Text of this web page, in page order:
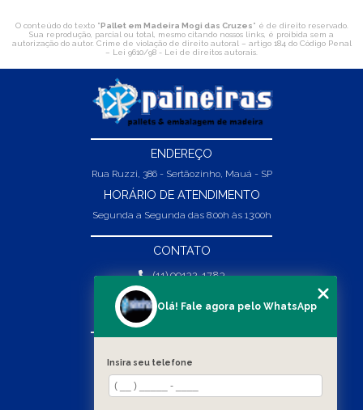
O conteúdo do texto " Pallet em Madeira Mogi das Cruzes" é de direito reservado.
Sua reprodução, parcial ou total, mesmo citando nossos links, é proibida sem a
autorização do autor. Crime de violação de direito autoral – artigo 184 do Código Penal
– Lei 9610/98 - Lei de direitos autorais.
ENDEREÇO
Rua Ruzzi, 386 - Sertãozinho, Mauá - SP
HORÁRIO DE ATENDIMENTO
Segunda a Segunda das 8:00h às 13:00h
CONTATO
(11) 99132-1783
(11) 99132-1783
vendas@abpaineiras.com.br
SOBRE NÓS
Olá! Fale agora pelo WhatsApp
Insira seu telefone